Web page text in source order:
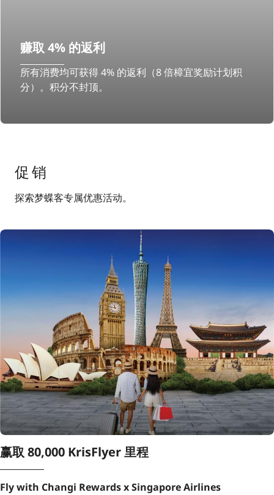
赚取 4% 的返利​
所有消费均可获得 4% 的返利（8 倍樟宜奖励计划积
分）。积分不封顶。​
促销
探索梦蝶客专属优惠活动。
赢取 80,000 KrisFlyer 里程
Fly with Changi Rewards x Singapore Airlines